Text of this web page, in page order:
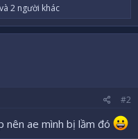
và 2 người khác
#2
nên ae mình bị lầm đó